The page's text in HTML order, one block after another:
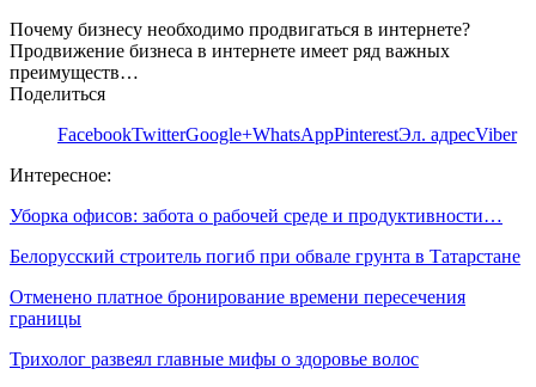
Почему бизнесу необходимо продвигаться в интернете?
Продвижение бизнеса в интернете имеет ряд важных
преимуществ…
Поделиться
FacebookTwitterGoogle+WhatsAppPinterestЭл. адресViber
Интересное:
Уборка офисов: забота о рабочей среде и продуктивности…
Белорусский строитель погиб при обвале грунта в Татарстане
Отменено платное бронирование времени пересечения
границы
Трихолог развеял главные мифы о здоровье волос